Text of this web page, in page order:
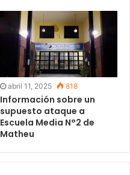
abril 11, 2025 818
Información sobre un
supuesto ataque a
Escuela Media N°2 de
Matheu